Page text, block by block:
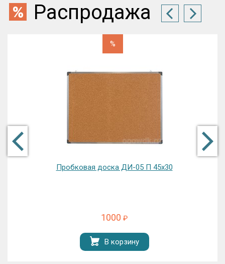
Распродажа
%
Пробковая доска ДИ-05 П 45х30
1000 ₽
В корзину